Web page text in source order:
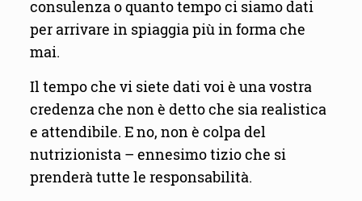
consulenza o quanto tempo ci siamo dati
per arrivare in spiaggia più in forma che
mai.
Il tempo che vi siete dati voi è una vostra
credenza che non è detto che sia realistica
e attendibile. E no, non è colpa del
nutrizionista – ennesimo tizio che si
prenderà tutte le responsabilità.